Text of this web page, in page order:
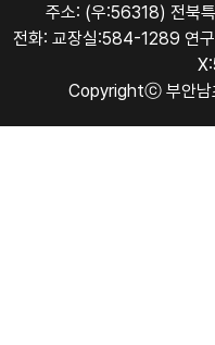
주소: (우:56318) 전북
전화: 교장실:584-1289 연
Copyrightⓒ 부안남